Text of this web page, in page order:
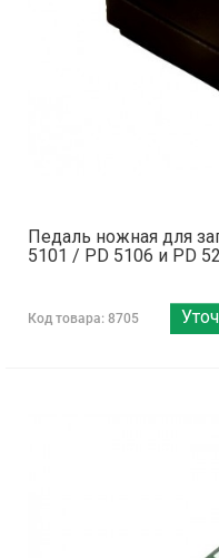
Педаль ножная для
5101 / PD 5106 и PD
Код товара: 8705